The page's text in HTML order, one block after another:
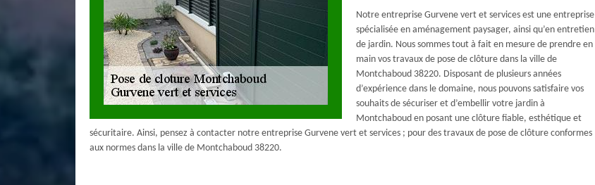
Notre entreprise Gurvene vert et services est une entreprise
spécialisée en aménagement paysager, ainsi qu’en entretien
de jardin. Nous sommes tout à fait en mesure de prendre en
main vos travaux de pose de clôture dans la ville de
Montchaboud 38220. Disposant de plusieurs années
d’expérience dans le domaine, nous pouvons satisfaire vos
souhaits de sécuriser et d’embellir votre jardin à
Montchaboud en posant une clôture fiable, esthétique et
sécuritaire. Ainsi, pensez à contacter notre entreprise Gurvene vert et services ; pour des travaux de pose de clôture conformes
aux normes dans la ville de Montchaboud 38220.